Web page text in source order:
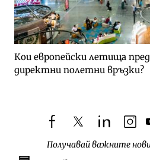
Кои европейски летища
директни полетни връзки?
facebooktwitterlinkedin
Получавай важните